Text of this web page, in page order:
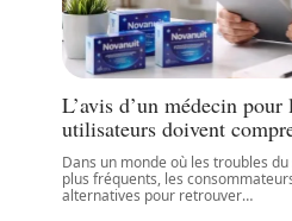
L’avis d’un médecin
utilisateurs doivent
Dans un monde où les troubles
plus fréquents, les
alternatives pour retrouver…